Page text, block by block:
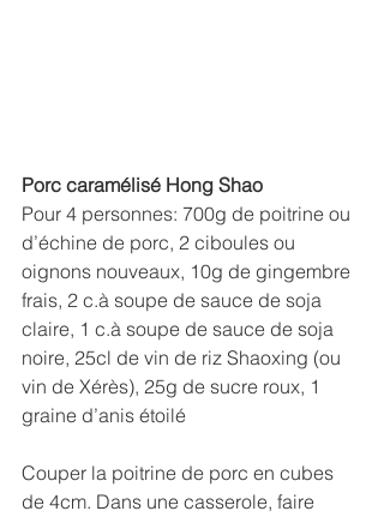
Porc caramélisé Hong Shao
Pour 4 personnes: 700g de poitrine ou
d’échine de porc, 2 ciboules ou
oignons nouveaux, 10g de gingembre
frais, 2 c.à soupe de sauce de soja
claire, 1 c.à soupe de sauce de soja
noire, 25cl de vin de riz Shaoxing (ou
vin de Xérès), 25g de sucre roux, 1
graine d’anis étoilé
Couper la poitrine de porc en cubes
de 4cm. Dans une casserole, faire